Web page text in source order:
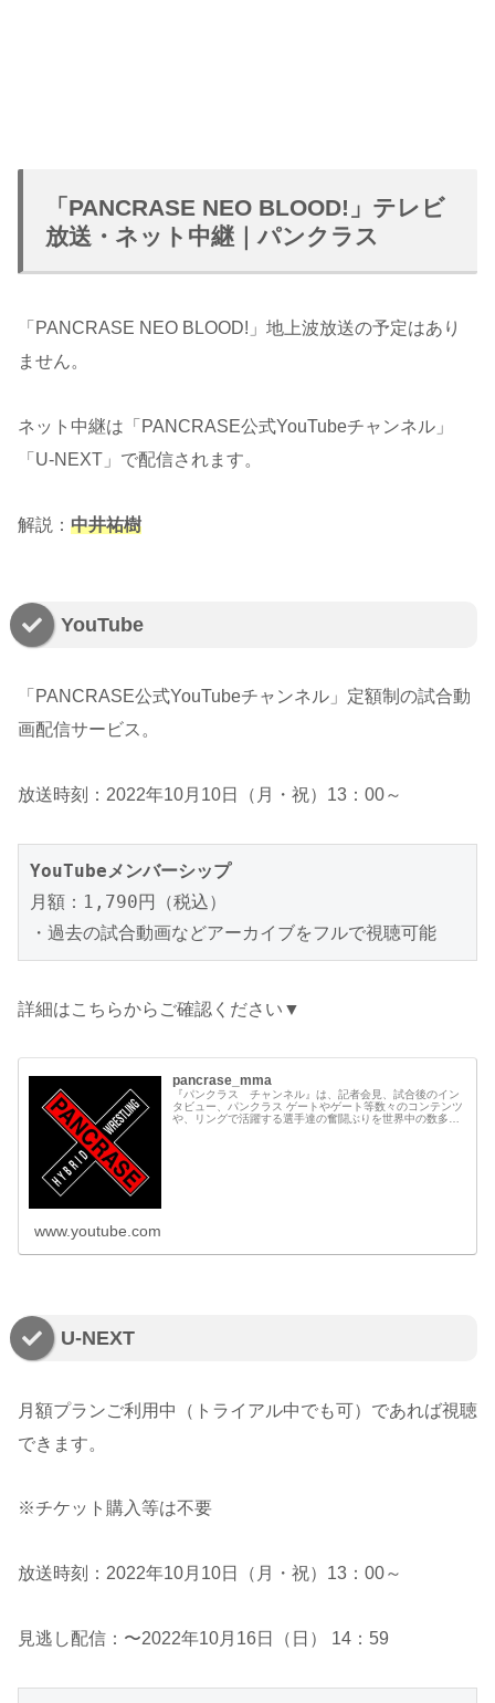
「PANCRASE NEO BLOOD!」テレビ
放送・ネット中継｜パンクラス
「PANCRASE NEO BLOOD!」地上波放送の予定はあり
ません。
ネット中継は「PANCRASE公式YouTubeチャンネル」
「U-NEXT」で配信されます。
解説： 中井祐樹
YouTube
「PANCRASE公式YouTubeチャンネル」定額制の試合動
画配信サービス。
放送時刻：2022年10月10日（月・祝）13：00～
YouTubeメンバーシップ
月額：1,790円（税込）
・過去の試合動画などアーカイブをフルで視聴可能
詳細はこちらからご確認ください▼
pancrase_mma
『パンクラス チャンネル』は、記者会見、試合後のイン
タビュー、パンクラス ゲートやゲート等数々のコンテンツ
や、リングで活躍する選手達の奮闘ぶりを世界中の数多く
www.youtube.com
U-NEXT
月額プランご利用中（トライアル中でも可）であれば視聴
できます。
※チケット購入等は不要
放送時刻：2022年10月10日（月・祝）13：00～
見逃し配信：〜2022年10月16日（日） 14：59